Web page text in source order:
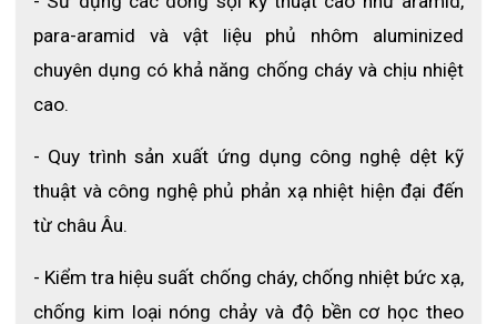
Xem thêm:
Quần áo chống cháy Hàn Quốc KTFSN700
para-aramid và vật liệu phủ nhôm aluminized
chuyên dụng có khả năng chống cháy và chịu nhiệt
cao.
- Quy trình sản xuất ứng dụng công nghệ dệt kỹ
thuật và công nghệ phủ phản xạ nhiệt hiện đại đến
từ châu Âu.
- Kiểm tra hiệu suất chống cháy, chống nhiệt bức xạ,
chống kim loại nóng chảy và độ bền cơ học theo